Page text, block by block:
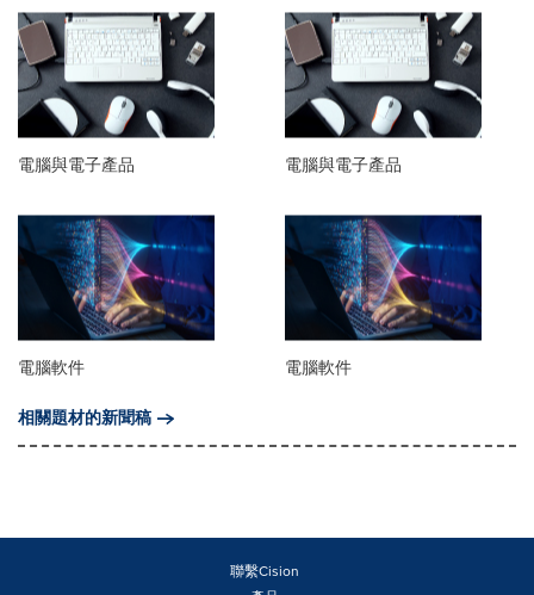
電腦與電子產品 電腦與電子產品
電腦軟件
電腦軟件
相關題材的新聞稿
聯繫Cision